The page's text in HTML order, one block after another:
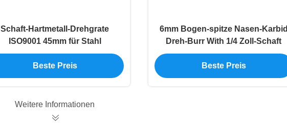
Schaft-Hartmetall-Drehgrate
ISO9001 45mm für Stahl
Beste Preis
6mm Bogen-spitze Nasen-Karbid
Dreh-Burr With 1/4 Zoll-Schaft
Beste Preis
Weitere Informationen